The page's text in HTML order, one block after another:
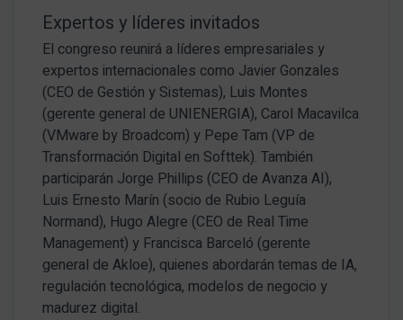
Expertos y líderes invitados
El congreso reunirá a líderes empresariales y
expertos internacionales como Javier Gonzales
(CEO de Gestión y Sistemas), Luis Montes
(gerente general de UNIENERGIA), Carol Macavilca
(VMware by Broadcom) y Pepe Tam (VP de
Transformación Digital en Softtek). También
participarán Jorge Phillips (CEO de Avanza AI),
Luis Ernesto Marín (socio de Rubio Leguía
Normand), Hugo Alegre (CEO de Real Time
Management) y Francisca Barceló (gerente
general de Akloe), quienes abordarán temas de IA,
regulación tecnológica, modelos de negocio y
madurez digital.